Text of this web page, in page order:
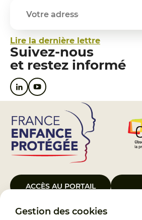
Gestion des cookies
Lire la dernière lettre
Suivez-nous
et restez informé
ACCÈS AU PORTAIL
Le Groupement d’Intérêt Public France